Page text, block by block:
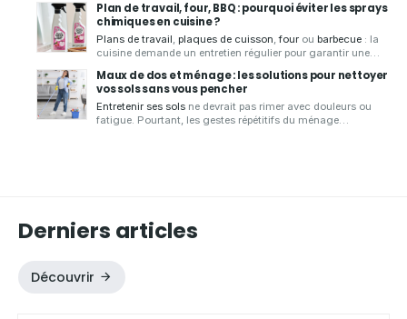
déchet, vous présente seschiffons microfibres de qualité,
conçus pouressuyer,faire briller
surfaces sans laisser de traces.
Plan de travail, four, BBQ : pourquoi éviter les sprays
chimiques en cuisine ?
Plans de travail, plaques de cuisson,four ou barbecue : la
cuisine demande un entretien régulier pour garantir une
solutions d'entretien écologiques et zéro déchet, vous
présente lesavantages d'un spray nettoyant écologique
pournettoyer votre cuisineen toute sérénité.
Maux de dos et ménage : les solutions pour nettoyer
vos sols sans vous pencher
Entretenir ses sols ne devrait pas rimer avec douleurs ou
fatigue. Pourtant, les gestes répétitifs du ménage
Derniers articles
Découvrir